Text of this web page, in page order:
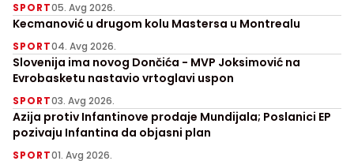
SPORT05. Avg 2026.
Kecmanović u drugom kolu Mastersa u Montrealu
SPORT04. Avg 2026.
Slovenija ima novog Dončića - MVP Joksimović na
Evrobasketu nastavio vrtoglavi uspon
SPORT03. Avg 2026.
Azija protiv Infantinove prodaje Mundijala; Poslanici EP
pozivaju Infantina da objasni plan
SPORT01. Avg 2026.